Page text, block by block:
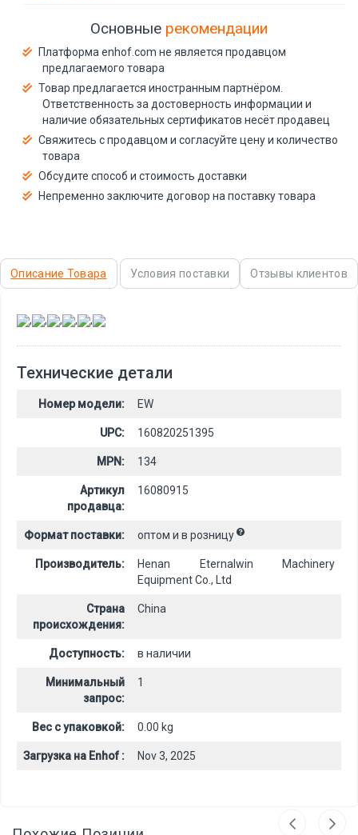
Основные рекомендации
Платформа enhof.com не является продавцом
предлагаемого товара
Товар предлагается иностранным партнёром.
Ответственность за достоверность информации и
наличие обязательных сертификатов несёт продавец
Свяжитесь с продавцом и согласуйте цену и количество
товара
Обсудите способ и стоимость доставки
Непременно заключите договор на поставку товара
Описание Товара Условия поставки Отзывы клиентов
, , , , ,
Технические детали
Номер модели: EW
UPC: 160820251395
MPN: 134
Артикул
продавца:
16080915
Формат поставки: оптом и в розницу
Производитель:
Henan Eternalwin Machinery
Equipment Co., Ltd
Страна
происхождения:
China
Доступность: в наличии
Минимальный
запрос:
1
Вес с упаковкой: 0.00 kg
Загрузка на Enhof : Nov 3, 2025